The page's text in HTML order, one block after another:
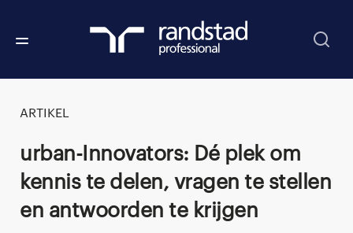
ARTIKEL
Urban-Innovators: Dé plek om
kennis te delen, vragen te stellen
en antwoorden te krijgen